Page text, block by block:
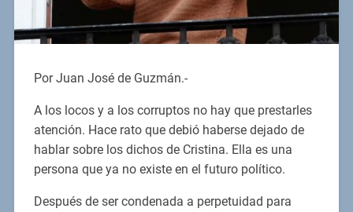
Por Juan José de Guzmán.-
A los locos y a los corruptos no hay que prestarles
atención. Hace rato que debió haberse dejado de
hablar sobre los dichos de Cristina. Ella es una
persona que ya no existe en el futuro político.
Después de ser condenada a perpetuidad para